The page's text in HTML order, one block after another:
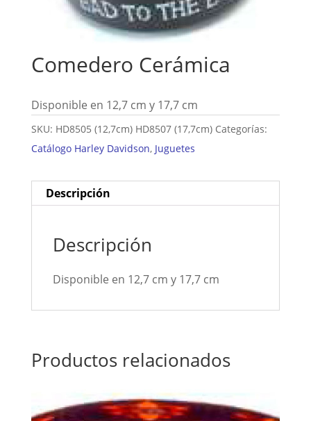
Comedero Cerámica
Disponible en 12,7 cm y 17,7 cm
SKU: HD8505 (12,7cm) HD8507 (17,7cm) Categorías:
Catálogo Harley Davidson, Juguetes
Descripción
Descripción
Disponible en 12,7 cm y 17,7 cm
Productos relacionados